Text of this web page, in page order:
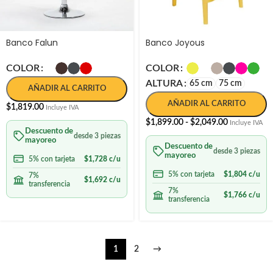
Banco Falun
COLOR
AÑADIR AL CARRITO
$1,819.00 Incluye IVA
Descuento de
mayoreo
desde 3 piezas
5% con tarjeta $1,728 c/u
7%
transferencia
$1,692 c/u
Banco Joyous
COLOR
ALTURA
65 cm 75 cm
AÑADIR AL CARRITO
$1,899.00 - $2,049.00 Incluye IVA
Descuento de
mayoreo
desde 3 piezas
5% con tarjeta $1,804 c/u
7%
transferencia
$1,766 c/u
1 2 →